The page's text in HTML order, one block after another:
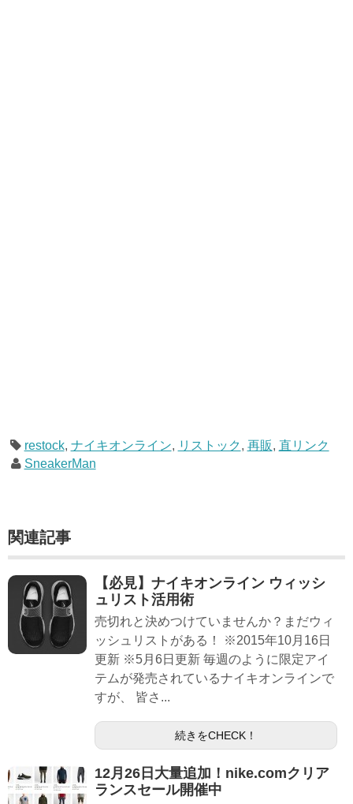
restock, ナイキオンライン, リストック , 再販, 直リンク
SneakerMan
関連記事
【必見】ナイキオンライン ウィッシ
ュリスト活用術
売切れと決めつけていませんか？まだウィ
ッシュリストがある！ ※2015年10月16日
更新 ※5月6日更新 毎週のように限定アイ
テムが発売されているナイキオンラインで
すが、 皆さ...
続きをCHECK！
12月26日大量追加！nike.comクリア
ランスセール開催中